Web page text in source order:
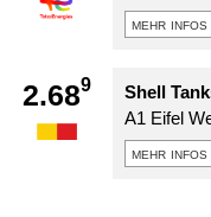
mehr infos
2.689
Shell
A1 Eifel
mehr infos